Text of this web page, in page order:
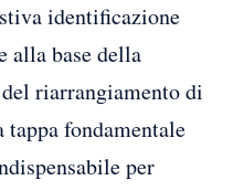
identificazione
alla base della
riarrangiamento di
fondamentale
per